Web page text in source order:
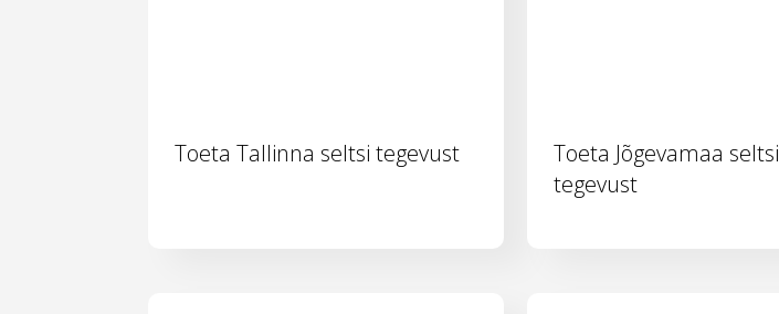
Toeta Tallinna seltsi tegevust
Toeta Jõgevamaa seltsi
tegevust